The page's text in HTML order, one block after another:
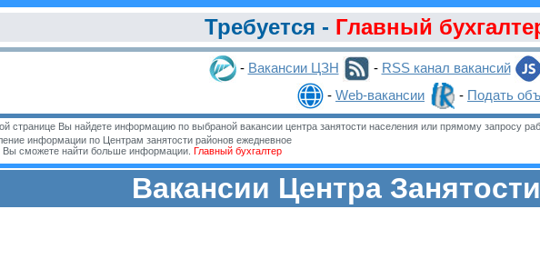
Требуется - Главный
- Вакансии ЦЗН - RSS канал вакансий
- Web-вакансии - Подать
странице Вы найдете информацию по выбраной вакансии центра занятости населения или прямому запросу
информации по Центрам занятости районов ежедневное
Вы сможете найти больше информации. Главный бухгалтер
Вакансии Центра Занятости